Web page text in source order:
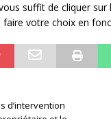
suffit de cliquer
votre choix en
d’intervention